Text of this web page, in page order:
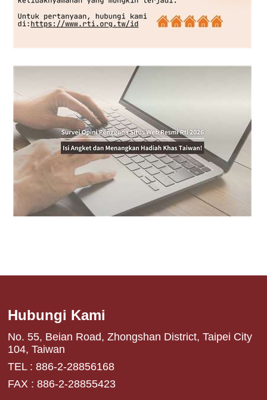
Hubungi Kami
No. 55, Beian Road, Zhongshan District, Taipei City
104, Taiwan
TEL : 886-2-28856168
FAX : 886-2-28855423